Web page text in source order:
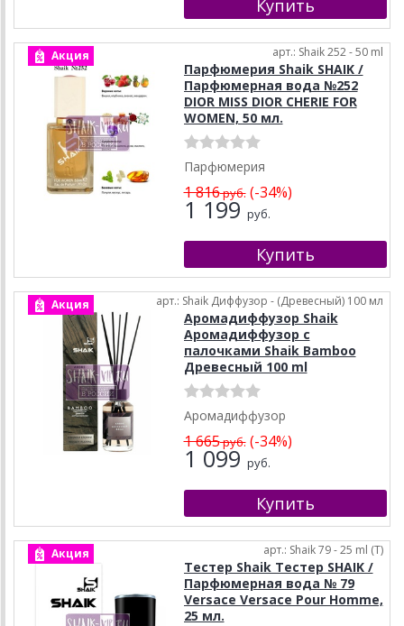
Акция арт.: Shaik 252 - 50 ml
Парфюмерия Shaik SHAIK /
Парфюмерная вода №252
DIOR MISS DIOR CHERIE FOR
WOMEN, 50 мл.
Парфюмерия
1 816руб.(-34%)
1 199 руб.
Акция арт.: Shaik Диффузор - (Древесный) 100 мл
Аромадиффузор Shaik
Аромадиффузор с
палочками Shaik Bamboo
Древесный 100 ml
Аромадиффузор
1 665руб.(-34%)
1 099 руб.
Акция арт.: Shaik 79 - 25 ml (T)
Тестер Shaik Тестер SHAIK /
Парфюмерная вода № 79
Versace Versace Pour Homme,
25 мл.